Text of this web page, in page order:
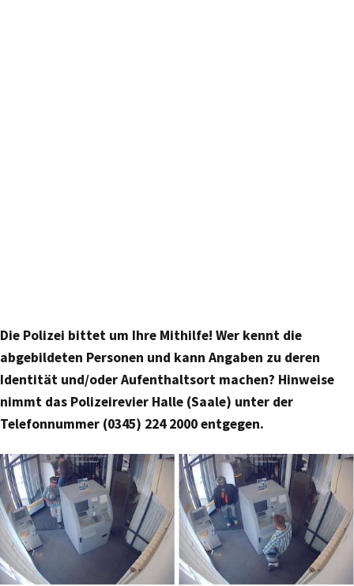
Die Polizei bittet um Ihre Mithilfe! Wer kennt die
abgebildeten Personen und kann Angaben zu deren
Identität und/oder Aufenthaltsort machen? Hinweise
nimmt das Polizeirevier Halle (Saale) unter der
Telefonnummer (0345) 224 2000 entgegen.